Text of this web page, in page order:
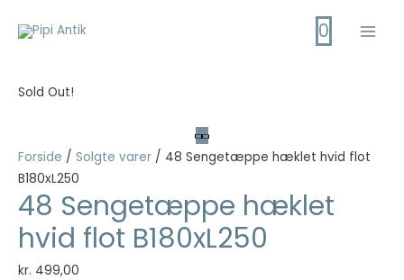
0
Sold Out!
Forside / Solgte varer / 48 Sengetæppe hæklet hvid flot
B180xL250
48 Sengetæppe hæklet
hvid flot B180xL250
kr. 499,00